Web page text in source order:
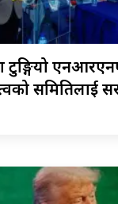
टुङ्गियो
समितिलाई